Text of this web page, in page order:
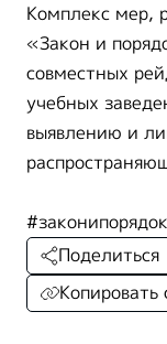
Комплекс мер,
«Закон и
совместных
учебных
выявлению и
Поделиться
Копировать